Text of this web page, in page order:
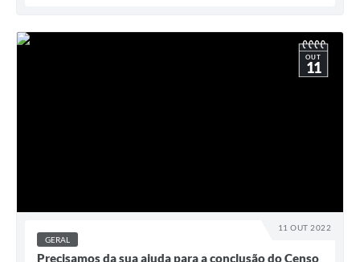
11 OUT 2022
OUT
11
GERAL
Precisamos da sua ajuda para a conclusão do Censo